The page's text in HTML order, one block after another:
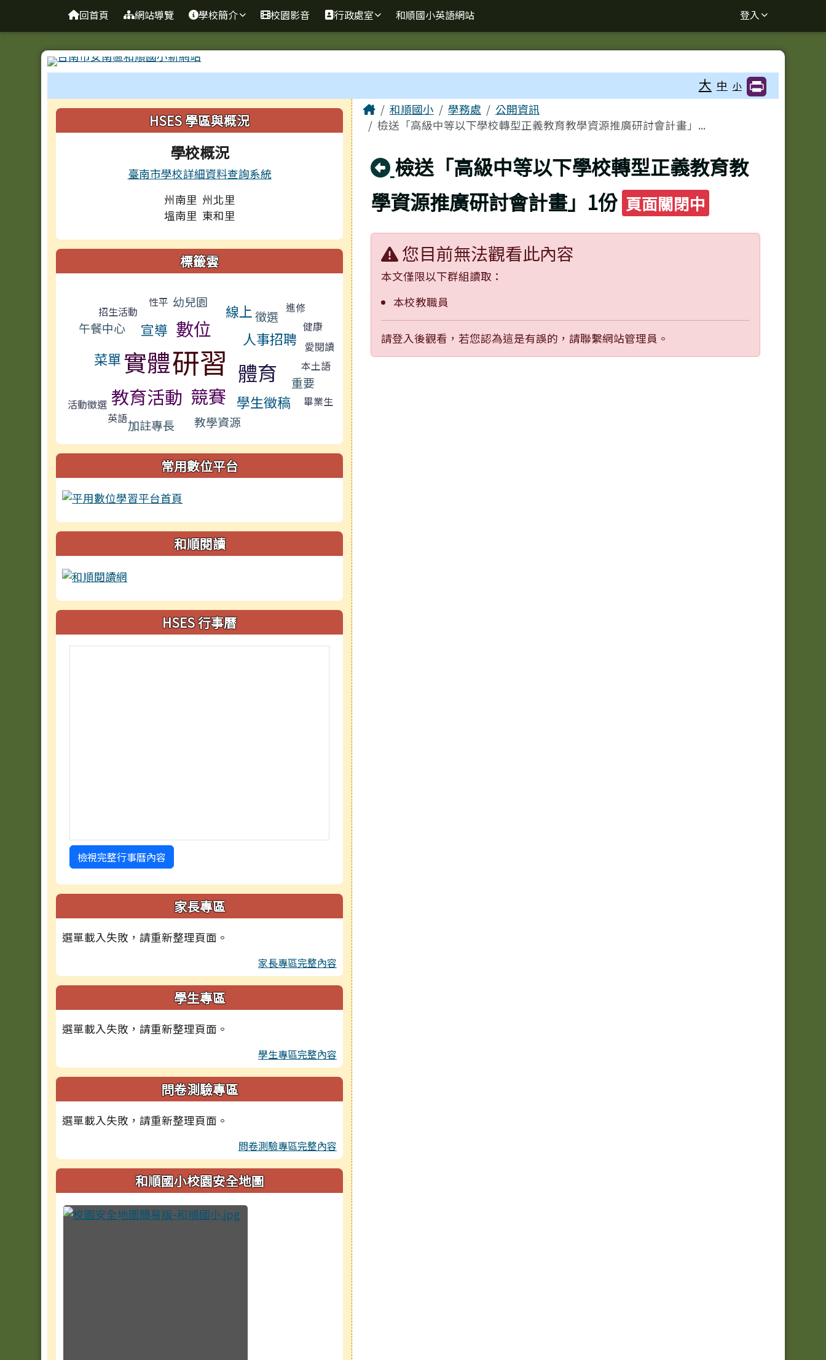
台南市和順國小新校網
回首頁 網站導覽 學校簡介 校園影音 行政處室 和順國小英語網站 登入
大 中 小
左邊區域內容HSES 學區與概況
學校概況
臺南市學校詳細資料查詢系統
州南里 州北里
塭南里 東和里
標籤雲
招生活動
性平 幼兒園 線上 進修
午餐中心 宣導 數位 徵選
人事招聘
健康
菜單實體研習 愛閱讀
體育 本土語
教育活動 競賽
重要
活動徵選 學生徵稿
畢業生
英語加註專長 教學資源
常用數位平台
和順閱讀
HSES 行事曆
檢視完整行事曆內容
家長專區
選單載入失敗，請重新整理頁面。
家長專區完整內容
學生專區
選單載入失敗，請重新整理頁面。
學生專區完整內容
問卷測驗專區
選單載入失敗，請重新整理頁面。
問卷測驗專區完整內容
和順國小校園安全地圖
主內容區域
Home和順國小 學務處
公開資訊
檢送「高級中等以下學校轉型正義教育教學資源推廣研討會計畫」...
回上頁
檢送「高級中等以下學校轉型正義教育教
學資源推廣研討會計畫」1份 頁面關閉中
您目前無法觀看此內容
本文僅限以下群組讀取：
本校教職員
請登入後觀看，若您認為這是有誤的，請聯繫網站管理員。
頁尾區域